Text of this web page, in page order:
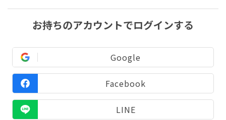
お持ちのアカウントでログインする
Google
Facebook
LINE